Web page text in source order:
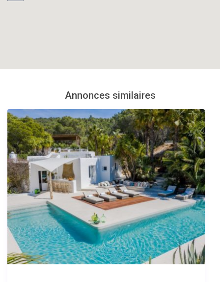
Annonces similaires